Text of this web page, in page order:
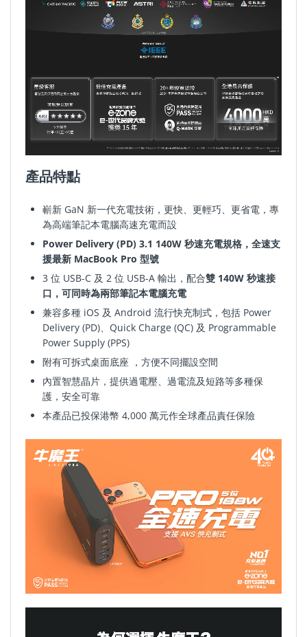
產品特點
嶄新 GaN 新一代充電技術， 更快、 更輕巧、 更省電， 專
為高端筆記本電腦高速充電而設
Power Delivery (PD) 3.1 140W 秒速充電規格，全速支
援最新 MacBook Pro 型號
3 位 USB-C 及 2 位 USB-A 輸出，配合雙 140W 秒速接
口，可同時為兩部筆記本電腦充電
兼容多種 iOS 及 Android 流行快充制式，包括 Power
Delivery (PD)、Quick Charge (QC) 及 Programmable
Power Supply (PPS)
附有可拆式桌面底座 ， 方便不同擺設空間
內置智慧晶片，提供過電壓、 過電流及短路等多種保
護，安全可靠
本產品已投保港幣 4,000 萬元作全球產品責任保險